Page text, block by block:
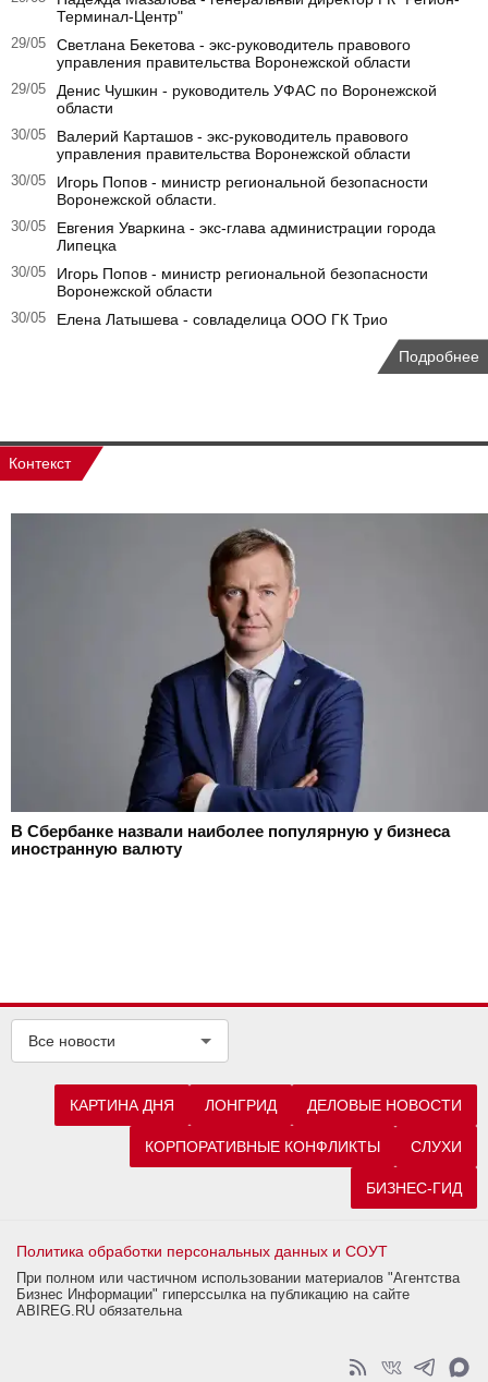
Терминал-Центр"
29/05
Светлана Бекетова - экс-руководитель правового
управления правительства Воронежской области
29/05
Денис Чушкин - руководитель УФАС по Воронежской
области
30/05
Валерий Карташов - экс-руководитель правового
управления правительства Воронежской области
30/05
Игорь Попов - министр региональной безопасности
Воронежской области.
30/05
Евгения Уваркина - экс-глава администрации города
Липецка
30/05
Игорь Попов - министр региональной безопасности
Воронежской области
30/05 Елена Латышева - совладелица ООО ГК Трио
Подробнее
Контекст
В Сбербанке назвали наиболее популярную у бизнеса
иностранную валюту
Все новости
КАРТИНА ДНЯ ЛОНГРИД ДЕЛОВЫЕ НОВОСТИ
КОРПОРАТИВНЫЕ КОНФЛИКТЫ СЛУХИ
БИЗНЕС-ГИД
Политика обработки персональных данных и СОУТ
При полном или частичном использовании материалов "Агентства
Бизнес Информации" гиперссылка на публикацию на сайте
ABIREG.RU обязательна